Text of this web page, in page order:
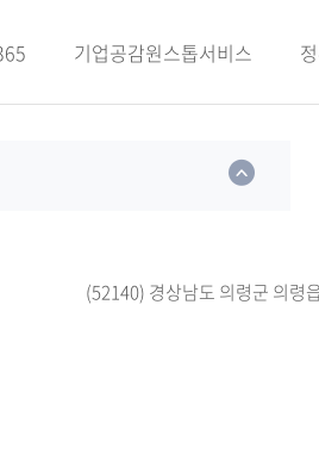
기업공감원스톱서비스
(52140) 경상남도 의령군 의령